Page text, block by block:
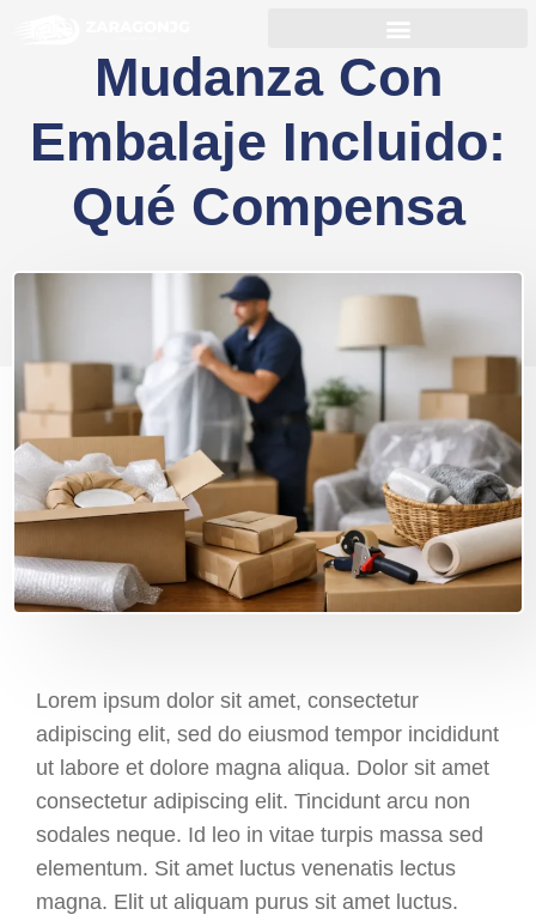
Mudanza Con
Embalaje Incluido:
Qué Compensa
12/05/2026
Lorem ipsum dolor sit amet, consectetur
adipiscing elit, sed do eiusmod tempor incididunt
ut labore et dolore magna aliqua. Dolor sit amet
consectetur adipiscing elit. Tincidunt arcu non
sodales neque. Id leo in vitae turpis massa sed
elementum. Sit amet luctus venenatis lectus
magna. Elit ut aliquam purus sit amet luctus.